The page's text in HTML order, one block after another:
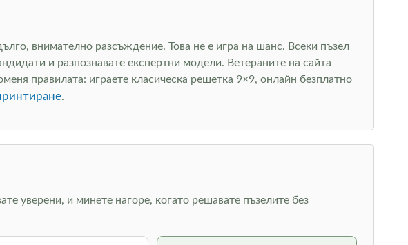
внимателно разсъждение. Това не е игра на шанс. Всеки пъзел
и разпознавате експертни модели. Ветераните на сайта
правилата: играете класическа решетка 9×9, онлайн безплатно
.
уверени, и минете нагоре, когато решавате пъзелите без